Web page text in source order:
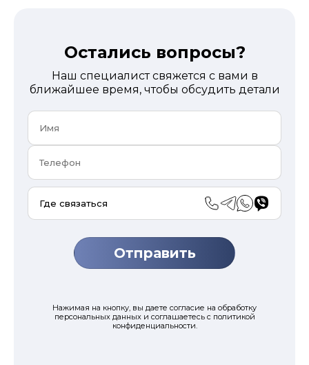
Остались вопросы?
Наш специалист свяжется с вами в
ближайшее время, чтобы обсудить детали
Где связаться
Нажимая на кнопку, вы даете согласие на обработку
персональных данных и соглашаетесь с политикой
конфиденциальности.